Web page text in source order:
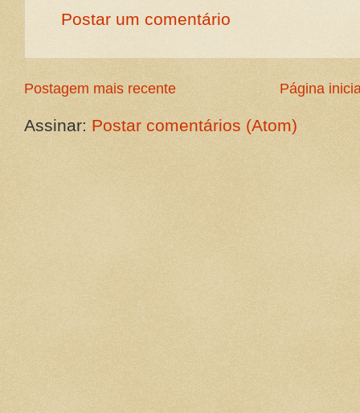
Postar um comentário
Postagem mais recente Página
Assinar: Postar comentários (Atom)